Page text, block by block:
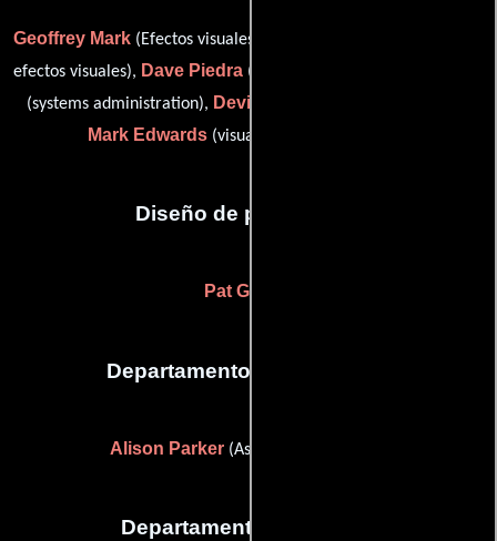
Geoffrey Mark (Efectos visuales),
efectos visuales), Dave Piedra(Compositor digital),
(systems administration), Devin Uzan
Mark Edwards(visual effects producer (u))
Diseño de producción
Pat Garner
Departamento de maquillaje
Alison Parker (Asistente de estilista)
Departamento de musica